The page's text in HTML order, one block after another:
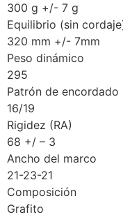
300 g +/- 7 g
Equilibrio (sin
320 mm +/- 7mm
Peso dinámico
295
Patrón de encordado
16/19
Rigidez (RA)
68 +/ – 3
Ancho del marco
21-23-21
Composición
Grafito